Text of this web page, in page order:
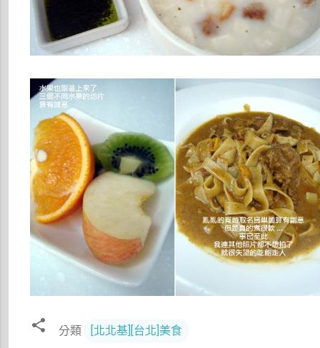
分類 [北北基][台北]美食